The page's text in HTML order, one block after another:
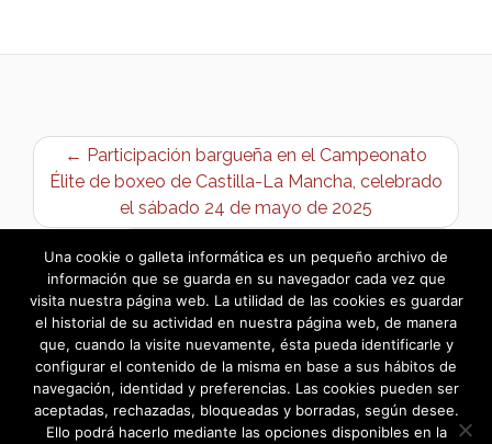
← Participación bargueña en el Campeonato
Élite de boxeo de Castilla-La Mancha, celebrado
el sábado 24 de mayo de 2025
Horario de verano del Punto Limpio →
Una cookie o galleta informática es un pequeño archivo de
información que se guarda en su navegador cada vez que
visita nuestra página web. La utilidad de las cookies es guardar
el historial de su actividad en nuestra página web, de manera
que, cuando la visite nuevamente, ésta pueda identificarle y
configurar el contenido de la misma en base a sus hábitos de
navegación, identidad y preferencias. Las cookies pueden ser
aceptadas, rechazadas, bloqueadas y borradas, según desee.
Ello podrá hacerlo mediante las opciones disponibles en la